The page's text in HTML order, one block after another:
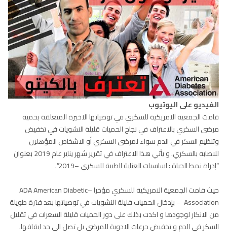
الفيديو على اليوتيوب
قامت الجمعية الامريكية للسكري في توصياتها الاخيرة المتعلقة بحمية
مرضى السكري بالاعتراف في نجاح الحميات قليلة النشويات في تخفيض
وتنظيم السكر في الدم سواء لمرضى السكري أو الاشخاص المؤهلين
للاصابه بالسكري. و يأتي هذا الاعتراف في تقرير شهر يناير عام 2019 بعنوان
“إدراة نمط الحياة : اساسيات العناية الطبية للسكري –2019”.
حيث قامت الجمعية الامريكية للسكري مؤخرا –ADA American Diabetic
Association – بإدخال الحميات قليلة النشويات في توصياتها بعد فترة طويلة
من الانكار لوجودها و اكدت بذلك على دور الحميات قليلة السعرات في تقليل
السكر في الدم و تخفيض جرعات الادوية للمرضى بل تصل الى حد ايقافها.